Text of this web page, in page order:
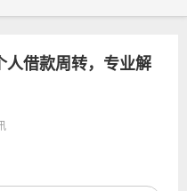
人借款周转，专业解